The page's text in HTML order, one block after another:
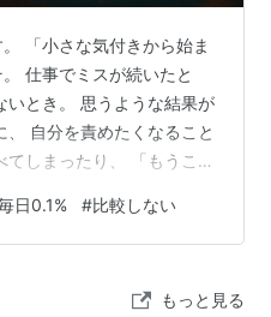
「小さな気付きから始ま
仕事でミスが続いたと
いとき。 思うような結果が
自分を責めたくなること
しまったり、 「もうこの
まうこともありますよ
い出しておきたい、 いく
ある 私たちはつい、 「も
日0.1% #比較しない
もっと見る